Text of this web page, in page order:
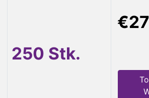
250 Stk.